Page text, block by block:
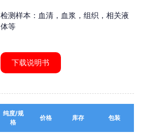
检测样本：血清，血浆，组织，相关液
体等
下载说明书
纯度/规
格
价格 库存 包装